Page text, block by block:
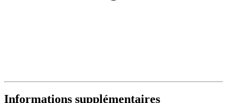
Informations supplémentaires